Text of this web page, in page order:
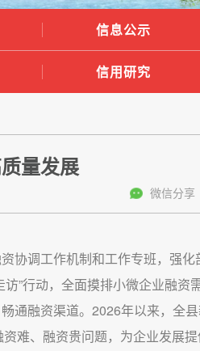
信息公示
信用研究
量发展
微信分享
协调工作机制和工作专班，强化
”行动，全面摸排小微企业融资
通融资渠道。2026年以来，全
难、融资贵问题，为企业发展